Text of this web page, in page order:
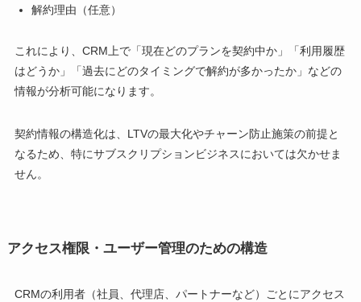
解約理由（任意）
これにより、CRM上で「現在どのプランを契約中か」「利用履歴
はどうか」「過去にどのタイミングで解約が多かったか」などの
情報が分析可能になります。
契約情報の構造化は、LTVの最大化やチャーン防止施策の前提と
なるため、特にサブスクリプションビジネスにおいては欠かせま
せん。
アクセス権限・ユーザー管理のための構造
CRMの利用者（社員、代理店、パートナーなど）ごとにアクセス